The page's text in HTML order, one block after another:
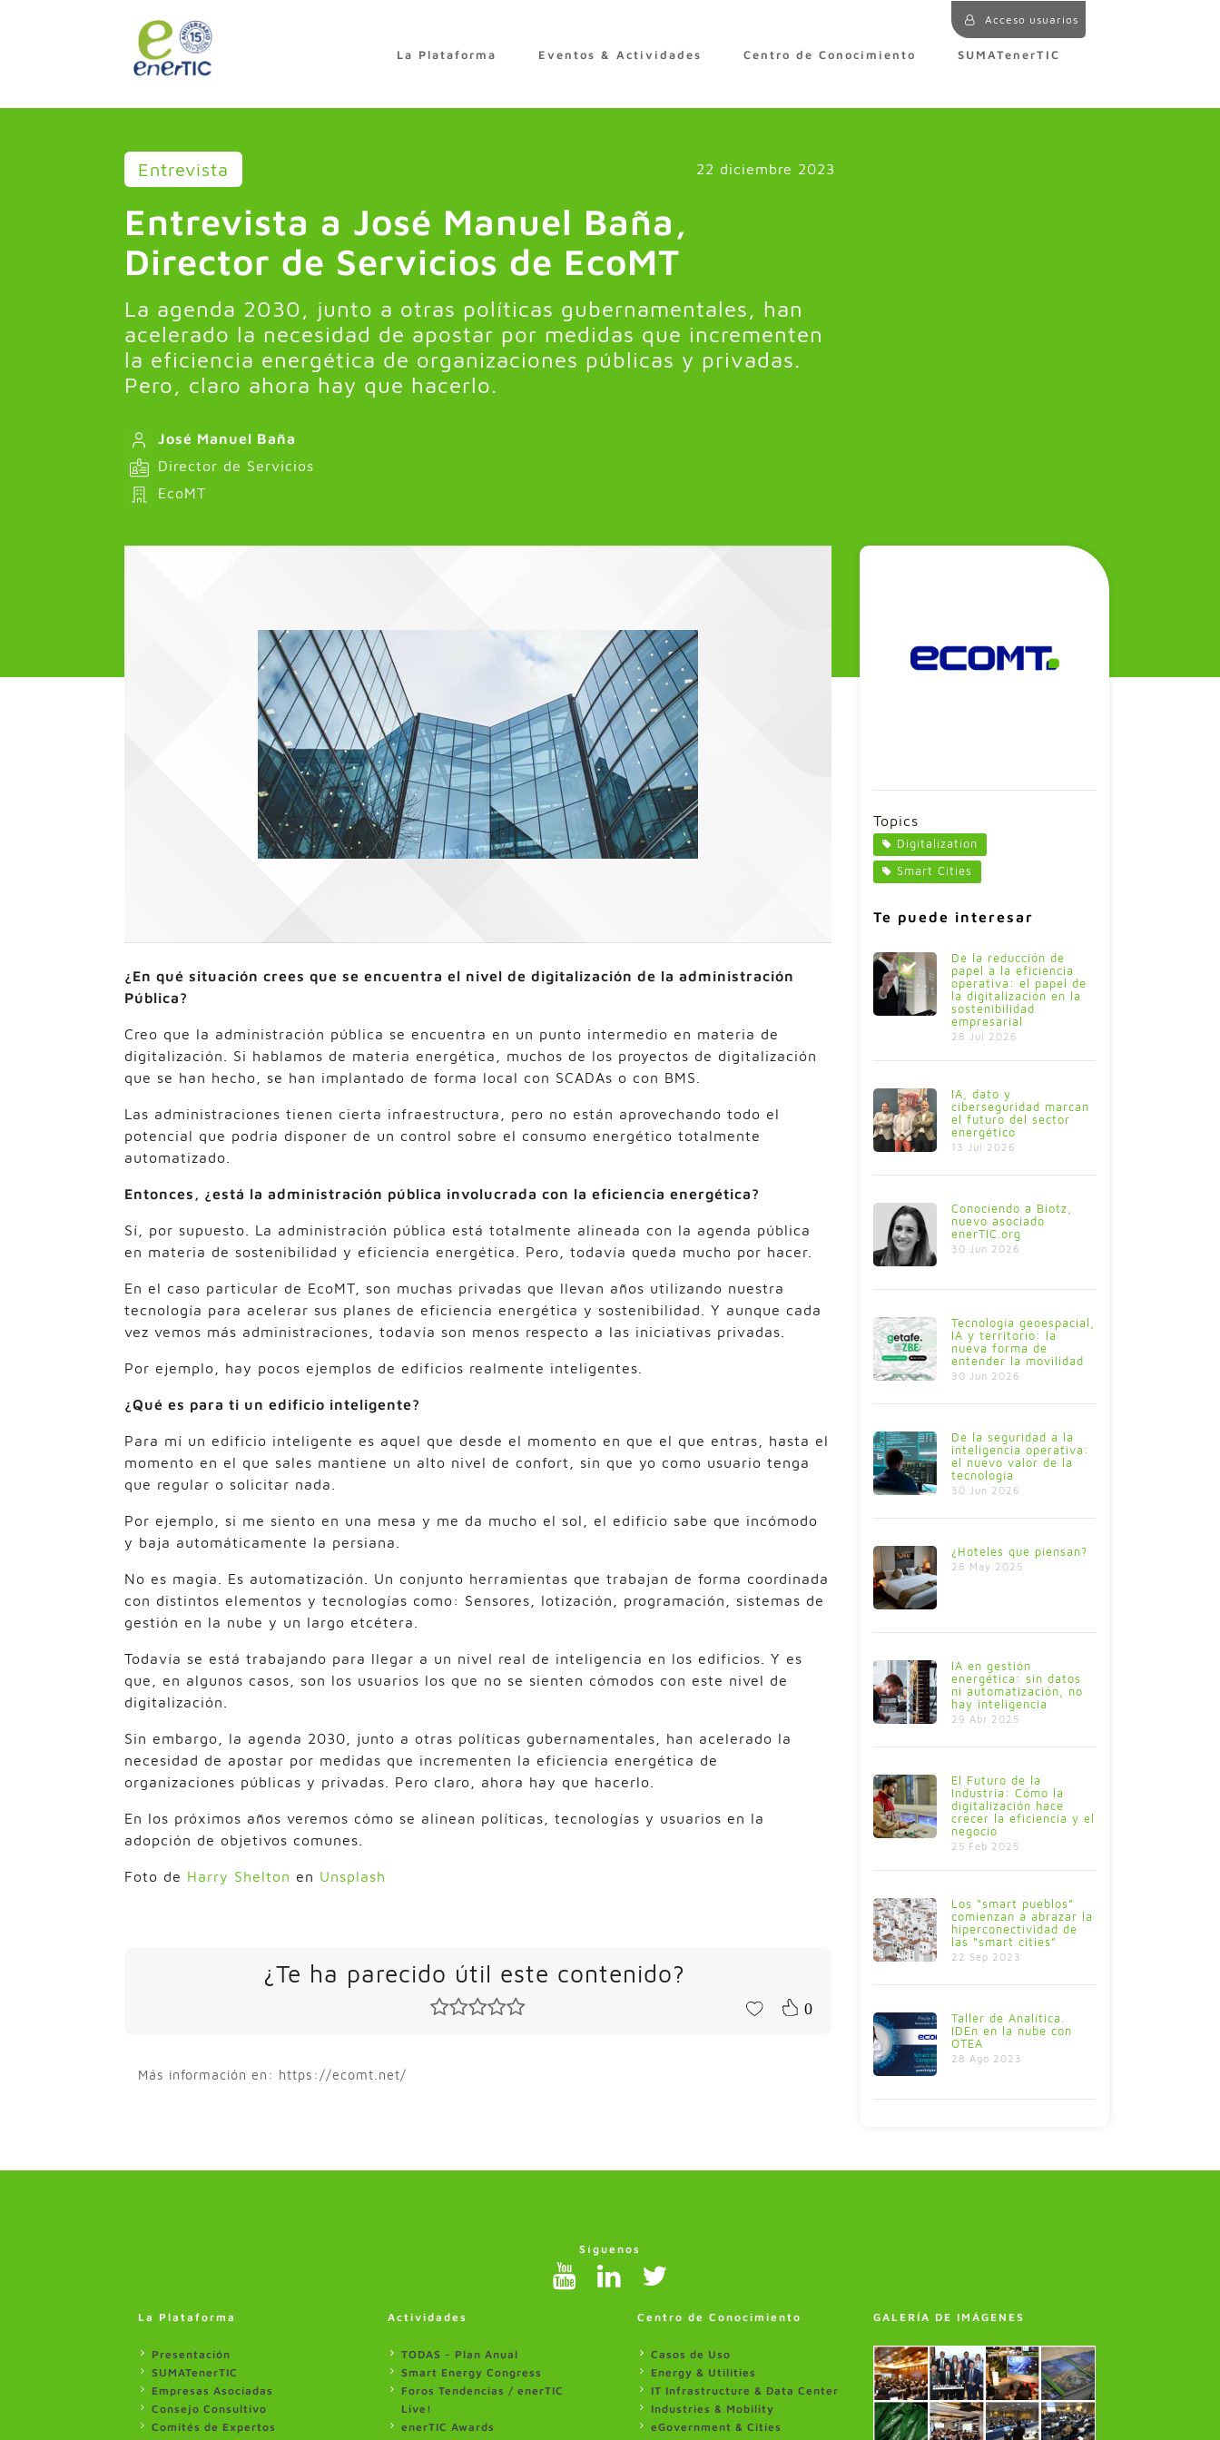
Acceso usuarios
La Plataforma Eventos & Actividades Centro de Conocimiento SUMATenerTIC
Entrevista 22 diciembre 2023
Entrevista a José Manuel Baña,
Director de Servicios de EcoMT
La agenda 2030, junto a otras políticas gubernamentales, han
acelerado la necesidad de apostar por medidas que incrementen
la eficiencia energética de organizaciones públicas y privadas.
Pero, claro ahora hay que hacerlo.
José Manuel Baña
Director de Servicios
EcoMT
¿En qué situación crees que se encuentra el nivel de digitalización de la administración
Pública?
Creo que la administración pública se encuentra en un punto intermedio en materia de
digitalización. Si hablamos de materia energética, muchos de los proyectos de digitalización
que se han hecho, se han implantado de forma local con SCADAs o con BMS.
Las administraciones tienen cierta infraestructura, pero no están aprovechando todo el
potencial que podría disponer de un control sobre el consumo energético totalmente
automatizado.
Entonces, ¿está la administración pública involucrada con la eficiencia energética?
Sí, por supuesto. La administración pública está totalmente alineada con la agenda pública
en materia de sostenibilidad y eficiencia energética. Pero, todavía queda mucho por hacer.
En el caso particular de EcoMT, son muchas privadas que llevan años utilizando nuestra
tecnología para acelerar sus planes de eficiencia energética y sostenibilidad. Y aunque cada
vez vemos más administraciones, todavía son menos respecto a las iniciativas privadas.
Por ejemplo, hay pocos ejemplos de edificios realmente inteligentes.
¿Qué es para ti un edificio inteligente?
Para mí un edificio inteligente es aquel que desde el momento en que el que entras, hasta el
momento en el que sales mantiene un alto nivel de confort, sin que yo como usuario tenga
que regular o solicitar nada.
Por ejemplo, si me siento en una mesa y me da mucho el sol, el edificio sabe que incómodo
y baja automáticamente la persiana.
No es magia. Es automatización. Un conjunto herramientas que trabajan de forma coordinada
con distintos elementos y tecnologías como: Sensores, Iotización, programación, sistemas de
gestión en la nube y un largo etcétera.
Todavía se está trabajando para llegar a un nivel real de inteligencia en los edificios. Y es
que, en algunos casos, son los usuarios los que no se sienten cómodos con este nivel de
digitalización.
Sin embargo, la agenda 2030, junto a otras políticas gubernamentales, han acelerado la
necesidad de apostar por medidas que incrementen la eficiencia energética de
organizaciones públicas y privadas. Pero claro, ahora hay que hacerlo.
En los próximos años veremos cómo se alinean políticas, tecnologías y usuarios en la
adopción de objetivos comunes.
Foto de Harry Shelton en Unsplash
¿Te ha parecido útil este contenido?
0
Más información en: https://ecomt.net/
Topics
Digitalization
Smart Cities
Te puede interesar
De la reducción de
papel a la eficiencia
operativa: el papel de
la digitalización en la
sostenibilidad
empresarial
28 Jul 2026
IA, dato y
ciberseguridad marcan
el futuro del sector
energético
13 Jul 2026
Conociendo a Biotz,
nuevo asociado
enerTIC.org
30 Jun 2026
Tecnología geoespacial,
IA y territorio: la
nueva forma de
entender la movilidad
30 Jun 2026
De la seguridad a la
inteligencia operativa:
el nuevo valor de la
tecnología
30 Jun 2026
¿Hoteles que piensan?
28 May 2025
IA en gestión
energética: sin datos
ni automatización, no
hay inteligencia
29 Abr 2025
El Futuro de la
Industria: Cómo la
digitalización hace
crecer la eficiencia y el
negocio
25 Feb 2025
Los “smart pueblos”
comienzan a abrazar la
hiperconectividad de
las “smart cities”
22 Sep 2023
Taller de Analítica.
IDEn en la nube con
OTEA
28 Ago 2023
Síguenos
La Plataforma
Presentación
SUMATenerTIC
Empresas Asociadas
Consejo Consultivo
Comités de Expertos
Actividades
TODAS - Plan Anual
Smart Energy Congress
Foros Tendencias / enerTIC
Live!
enerTIC Awards
Centro de Conocimiento
Casos de Uso
Energy & Utilities
IT Infrastructure & Data Center
Industries & Mobility
eGovernment & Cities
GALERÍA DE IMÁGENES